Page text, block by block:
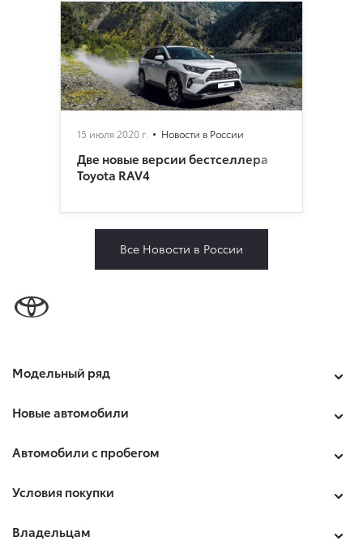
15 июля 2020 г. Новости в России
Две новые версии бестселлера
Toyota RAV4
Все Новости в России
Модельный ряд
Новые автомобили
Автомобили с пробегом
Условия покупки
Владельцам